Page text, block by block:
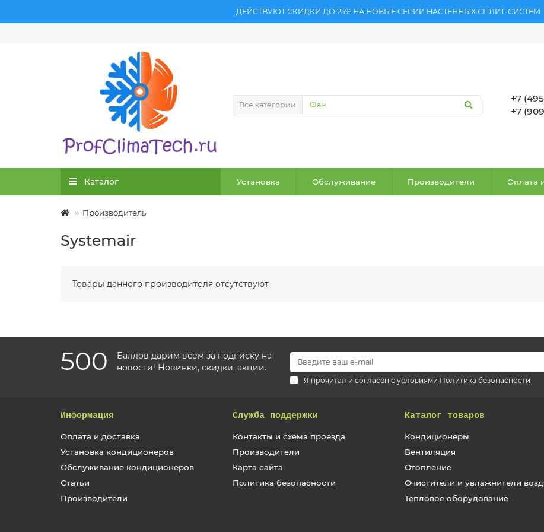
ДЕЙСТВУЮТ СКИДКИ ДО 25% НА НОВЫЕ СЕРИИ НАСТЕННЫХ СПЛИТ-СИСТЕМ
Все категории
+7
+7
Каталог Установка Обслуживание Производители Оплата
Производитель
Systemair
Товары данного производителя отсутствуют.
500
Баллов дарим всем за подписку на
новости! Новинки, скидки, акции.
Я прочитал и согласен с условиями Политика безопасности
Информация
Оплата и доставка
Установка кондиционеров
Обслуживание кондиционеров
Статьи
Производители
Служба поддержки
Контакты и схема проезда
Производители
Карта сайта
Политика безопасности
Каталог товаров
Кондиционеры
Вентиляция
Отопление
Очистители и увлажнители
Тепловое оборудование